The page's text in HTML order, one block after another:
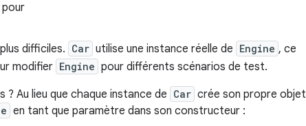
pour
difficiles. Car utilise une instance réelle de Engine , ce
modifier Engine pour différents scénarios de test.
Au lieu que chaque instance de Car crée son propre objet
en tant que paramètre dans son constructeur :